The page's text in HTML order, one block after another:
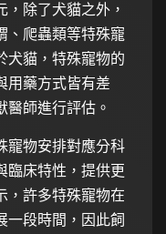
除了犬貓之外，
、爬蟲類等特殊寵
犬貓，特殊寵物的
用藥方式皆有差
醫師進行評估。
寵物安排對應分科
臨床特性，提供更
，許多特殊寵物在
一段時間，因此飼